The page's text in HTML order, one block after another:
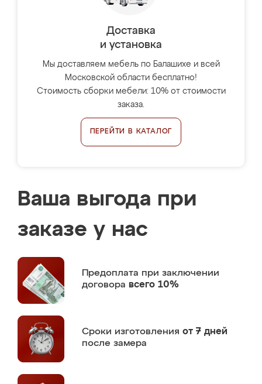
Доставка
и установка
Мы доставляем мебель по Балашихе и всей
Московской области бесплатно!
Стоимость сборки мебели: 10% от стоимости
заказа.
ПЕРЕЙТИ В КАТАЛОГ
Ваша выгода при
заказе у нас
Предоплата при заключении
договора всего 10%
Сроки изготовления от 7 дней
после замера